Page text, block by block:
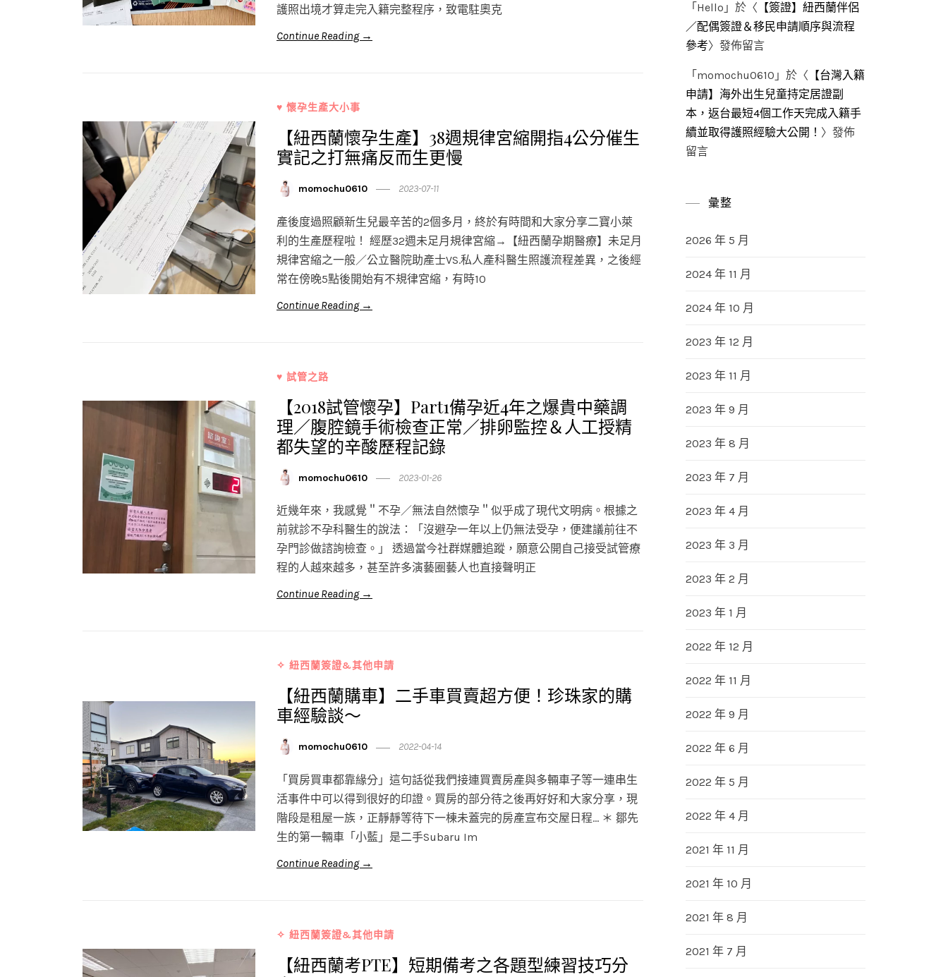
護照出境才算走完入籍完整程序，致電駐奧克
Continue Reading →
♥ 懷孕生產大小事
【紐西蘭懷孕生產】38週規律宮縮開指4公分催生
實記之打無痛反而生更慢
momochu0610 2023-07-11
產後度過照顧新生兒最辛苦的2個多月，終於有時間和大家分享二寶小萊
利的生產歷程啦！ 經歷32週未足月規律宮縮→【紐西蘭孕期醫療】未足月
規律宮縮之一般／公立醫院助產士VS.私人產科醫生照護流程差異，之後經
常在傍晚5點後開始有不規律宮縮，有時10
Continue Reading →
♥ 試管之路
【2018試管懷孕】Part1備孕近4年之爆貴中藥調
理／腹腔鏡手術檢查正常／排卵監控＆人工授精
都失望的辛酸歷程記錄
momochu0610 2023-01-26
近幾年來，我感覺＂不孕／無法自然懷孕＂似乎成了現代文明病。根據之
前就診不孕科醫生的說法：「沒避孕一年以上仍無法受孕，便建議前往不
孕門診做諮詢檢查。」 透過當今社群媒體追蹤，願意公開自己接受試管療
程的人越來越多，甚至許多演藝圈藝人也直接聲明正
Continue Reading →
✧ 紐西蘭簽證&其他申請
【紐西蘭購車】二手車買賣超方便！珍珠家的購
車經驗談～
momochu0610 2022-04-14
「買房買車都靠緣分」這句話從我們接連買賣房產與多輛車子等一連串生
活事件中可以得到很好的印證。買房的部分待之後再好好和大家分享，現
階段是租屋一族，正靜靜等待下一棟未蓋完的房產宣布交屋日程… ＊ 鄒先
生的第一輛車「小藍」是二手Subaru Im
Continue Reading →
✧ 紐西蘭簽證&其他申請
【紐西蘭考PTE】短期備考之各題型練習技巧分
「 Hello 」於〈 【簽證】紐西蘭伴侶
／配偶簽證＆移民申請順序與流程
參考〉發佈留言
「 momochu0610 」於〈 【台灣入籍
申請】海外出生兒童持定居證副
本，返台最短4個工作天完成入籍手
續並取得護照經驗大公開！ 〉發佈
留言
彙整
2026 年 5 月
2024 年 11 月
2024 年 10 月
2023 年 12 月
2023 年 11 月
2023 年 9 月
2023 年 8 月
2023 年 7 月
2023 年 4 月
2023 年 3 月
2023 年 2 月
2023 年 1 月
2022 年 12 月
2022 年 11 月
2022 年 9 月
2022 年 6 月
2022 年 5 月
2022 年 4 月
2021 年 11 月
2021 年 10 月
2021 年 8 月
2021 年 7 月